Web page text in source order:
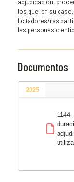
adjudicación,
los que, en su
licitadores/ras
las personas o
Documentos
2025
1144